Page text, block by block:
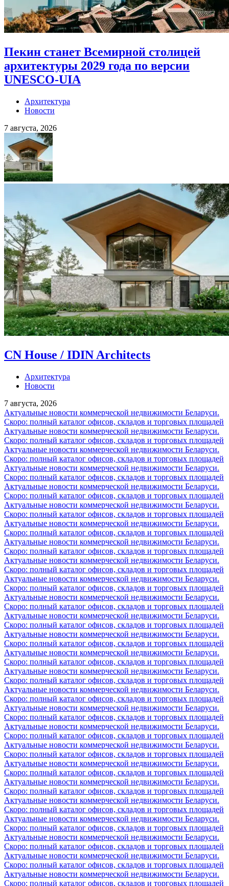
Пекин станет Всемирной столицей
архитектуры 2029 года по версии
UNESCO-UIA
Архитектура
Новости
7 августа, 2026
CN House / IDIN Architects
Архитектура
Новости
7 августа, 2026
Актуальные новости коммерческой недвижимости Беларуси.
Скоро: полный каталог офисов, складов и торговых площадей
Актуальные новости коммерческой недвижимости Беларуси.
Скоро: полный каталог офисов, складов и торговых площадей
Актуальные новости коммерческой недвижимости Беларуси.
Скоро: полный каталог офисов, складов и торговых площадей
Актуальные новости коммерческой недвижимости Беларуси.
Скоро: полный каталог офисов, складов и торговых площадей
Актуальные новости коммерческой недвижимости Беларуси.
Скоро: полный каталог офисов, складов и торговых площадей
Актуальные новости коммерческой недвижимости Беларуси.
Скоро: полный каталог офисов, складов и торговых площадей
Актуальные новости коммерческой недвижимости Беларуси.
Скоро: полный каталог офисов, складов и торговых площадей
Актуальные новости коммерческой недвижимости Беларуси.
Скоро: полный каталог офисов, складов и торговых площадей
Актуальные новости коммерческой недвижимости Беларуси.
Скоро: полный каталог офисов, складов и торговых площадей
Актуальные новости коммерческой недвижимости Беларуси.
Скоро: полный каталог офисов, складов и торговых площадей
Актуальные новости коммерческой недвижимости Беларуси.
Скоро: полный каталог офисов, складов и торговых площадей
Актуальные новости коммерческой недвижимости Беларуси.
Скоро: полный каталог офисов, складов и торговых площадей
Актуальные новости коммерческой недвижимости Беларуси.
Скоро: полный каталог офисов, складов и торговых площадей
Актуальные новости коммерческой недвижимости Беларуси.
Скоро: полный каталог офисов, складов и торговых площадей
Актуальные новости коммерческой недвижимости Беларуси.
Скоро: полный каталог офисов, складов и торговых площадей
Актуальные новости коммерческой недвижимости Беларуси.
Скоро: полный каталог офисов, складов и торговых площадей
Актуальные новости коммерческой недвижимости Беларуси.
Скоро: полный каталог офисов, складов и торговых площадей
Актуальные новости коммерческой недвижимости Беларуси.
Скоро: полный каталог офисов, складов и торговых площадей
Актуальные новости коммерческой недвижимости Беларуси.
Скоро: полный каталог офисов, складов и торговых площадей
Актуальные новости коммерческой недвижимости Беларуси.
Скоро: полный каталог офисов, складов и торговых площадей
Актуальные новости коммерческой недвижимости Беларуси.
Скоро: полный каталог офисов, складов и торговых площадей
Актуальные новости коммерческой недвижимости Беларуси.
Скоро: полный каталог офисов, складов и торговых площадей
Актуальные новости коммерческой недвижимости Беларуси.
Скоро: полный каталог офисов, складов и торговых площадей
Актуальные новости коммерческой недвижимости Беларуси.
Скоро: полный каталог офисов, складов и торговых площадей
Актуальные новости коммерческой недвижимости Беларуси.
Скоро: полный каталог офисов, складов и торговых площадей
Актуальные новости коммерческой недвижимости Беларуси.
Скоро: полный каталог офисов, складов и торговых площадей